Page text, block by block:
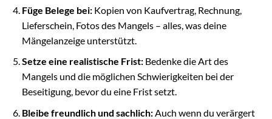
Füge Belege bei:Kopien von Kaufvertrag, Rechnung,
Lieferschein, Fotos des Mangels – alles, was deine
Mängelanzeige unterstützt.
Setze eine realistische Frist:Bedenke die Art des
Mangels und die möglichen Schwierigkeiten bei der
Beseitigung, bevor du eine Frist setzt.
Bleibe freundlich und sachlich:Auch wenn du verärgert